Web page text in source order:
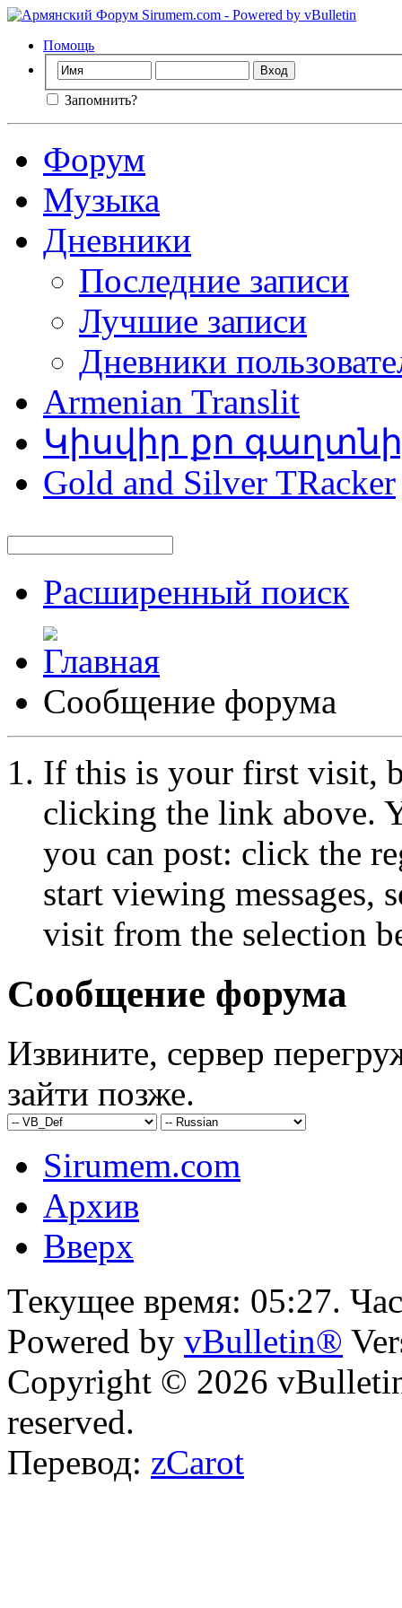
Помощь
Запомнить?
Форум
Музыка
Дневники
Последние записи
Лучшие записи
Дневники
Armenian Translit
Կիսվիր քո
Gold and Silver TRacker
Расширенный поиск
Сообщение форума
If this is your first visit,
clicking the link above.
you can post: click the
start viewing messages,
visit from the selection
Сообщение форума
Извините, сервер
зайти позже.
Sirumem.com
Архив
Вверх
Текущее время: 05:27.
Powered by vBulletin®
Copyright © 2026
reserved.
Перевод: zCarot